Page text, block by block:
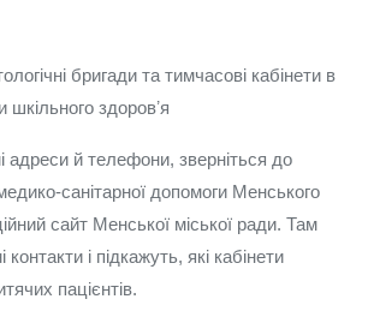
бригади та тимчасові кабінети в
шкільного здоровʼя
адреси й телефони, зверніться до
санітарної допомоги Менського
сайт Менської міської ради. Там
і підкажуть, які кабінети
пацієнтів.